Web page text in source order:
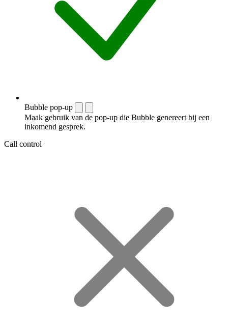
Bubble pop-up
Maak gebruik van de pop-up die Bubble genereert bij een
inkomend gesprek.
Call control